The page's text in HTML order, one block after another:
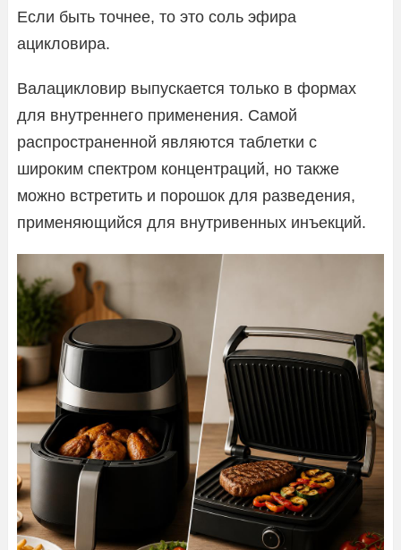
Если быть точнее, то это соль эфира
ацикловира.
Валацикловир выпускается только в формах
для внутреннего применения. Самой
распространенной являются таблетки с
широким спектром концентраций, но также
можно встретить и порошок для разведения,
применяющийся для внутривенных инъекций.